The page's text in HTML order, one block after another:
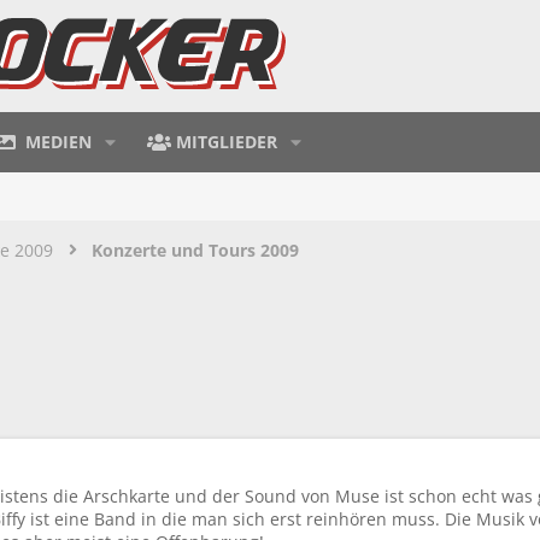
MEDIEN MITGLIEDER
2009 Konzerte und Tours 2009
die Arschkarte und der Sound von Muse ist schon echt
ist eine Band in die man sich erst reinhören muss. Die